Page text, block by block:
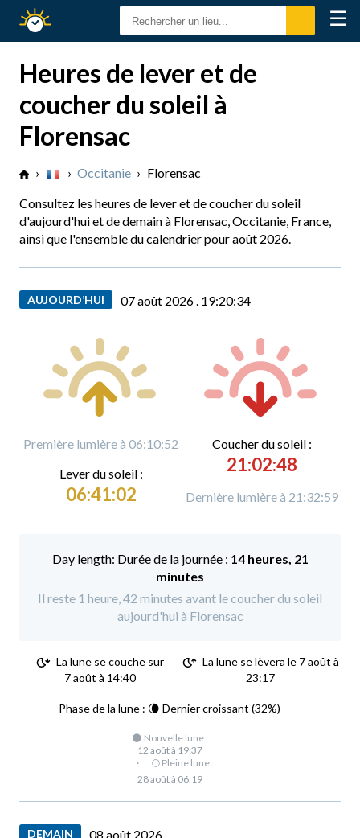
Calendrier
Solaire
☰
Heures de lever et de
coucher du soleil à
Florensac
› › Occitanie › Florensac
Consultez les heures de lever et de coucher du soleil
d'aujourd'hui et de demain à Florensac, Occitanie, France,
ainsi que l'ensemble du calendrier pour août 2026.
AUJOURD’HUI 07 août 2026 . 19:20:35
Première lumière à 06:10:52
Lever du soleil :
06:41:02
Coucher du soleil :
21:02:48
Dernière lumière à 21:32:59
Durée de la journée : 14 heures, 21
minutes
Il reste 1 heure, 42 minutes avant le coucher du soleil
aujourd'hui à Florensac
La lune se couche sur
7 août à 14:40
La lune se lèvera le 7 août à
23:17
Phase de la lune : 🌘 Dernier croissant (32%)
🌑 Nouvelle lune :
12 août à 19:37
·
🌕 Pleine lune :
28 août à 06:19
DEMAIN 08 août 2026